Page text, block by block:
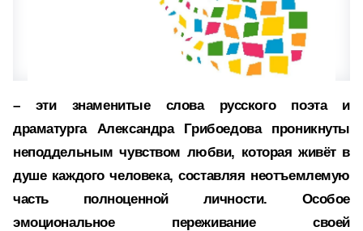
– эти знаменитые слова русского поэта и
драматурга Александра Грибоедова проникнуты
неподдельным чувством любви, которая живёт в
душе каждого человека, составляя неотъемлемую
часть полноценной личности. Особое
эмоциональное переживание своей